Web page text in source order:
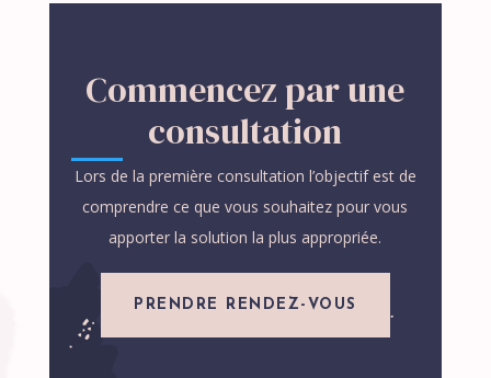
Commencez par une
consultation
Lors de la première consultation l’objectif est de
comprendre ce que vous souhaitez pour vous
apporter la solution la plus appropriée.
PRENDRE RENDEZ-VOUS